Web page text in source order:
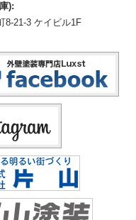
):
8-21-3 ケイビル1F